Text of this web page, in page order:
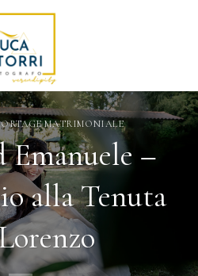
MATRIMONIALE
Emanuele –
alla Tenuta